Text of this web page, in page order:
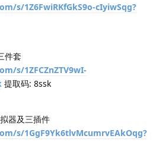
s/1Z6FwiRKfGkS9o-cIyiwSqg?
件套
s/1ZFCZnZTV9wI-
提取码: 8ssk
器及三插件
s/1GgF9Yk6tlvMcumrvEAkOqg?